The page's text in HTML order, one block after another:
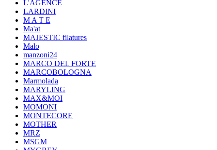
L'AGENCE
LARDINI
M A T E
Ma'at
MAJESTIC filatures
Malo
manzoni24
MARCO DEL FORTE
MARCOBOLOGNA
Marmolada
MARYLING
MAX&MOI
MOMONI
MONTECORE
MOTHER
MRZ
MSGM